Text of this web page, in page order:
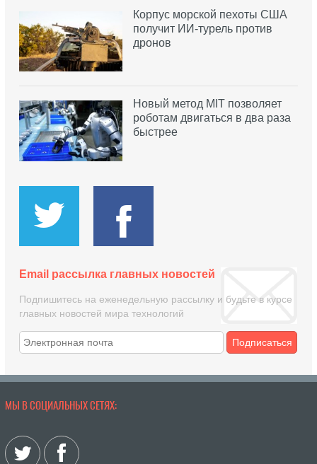
Корпус морской пехоты США
получит ИИ-турель против
дронов
Новый метод MIT позволяет
роботам двигаться в два раза
быстрее
Email рассылка главных новостей
Подпишитесь на еженедельную рассылку и будьте в курсе
главных новостей мира технологий
Подписаться
МЫ В СОЦИАЛЬНЫХ СЕТЯХ: